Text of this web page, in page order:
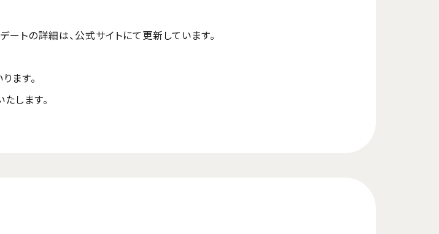
ートの詳細は、公式サイトにて更新しています。
ます。
します。